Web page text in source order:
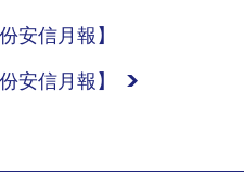
安信月報】
安信月報】